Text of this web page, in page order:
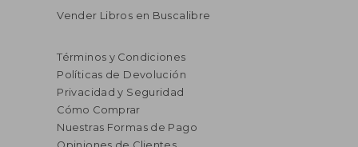
Vender Libros en Buscalibre
Términos y Condiciones
Políticas de Devolución
Privacidad y Seguridad
Cómo Comprar
Nuestras Formas de Pago